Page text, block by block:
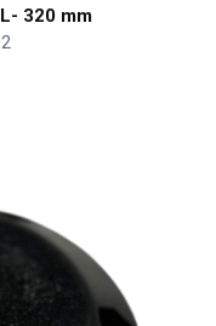
320 mm